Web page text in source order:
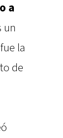
a
un
la
de